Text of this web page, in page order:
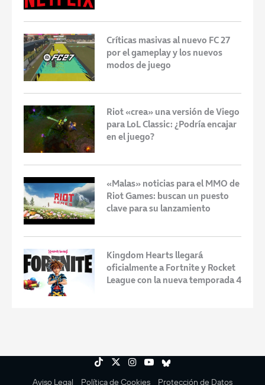
Críticas masivas al nuevo FC 27
por el gameplay y los nuevos
modos de juego
Riot «crea» una versión de Viego
para LoL Classic: ¿Podría encajar
en el juego?
«Malas» noticias para el MMO de
Riot Games: buscan un puesto
clave para su lanzamiento
Kingdom Hearts llegará
oficialmente a Fortnite y Rocket
League con la nueva temporada 4
Aviso Legal Política de Cookies Protección de Datos